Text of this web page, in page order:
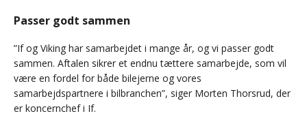
Passer godt sammen
”If og Viking har samarbejdet i mange år, og vi passer godt
sammen. Aftalen sikrer et endnu tættere samarbejde, som vil
være en fordel for både bilejerne og vores
samarbejdspartnere i bilbranchen”, siger Morten Thorsrud, der
er koncernchef i If.